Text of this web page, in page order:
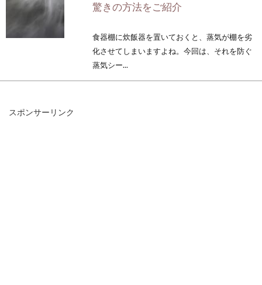
驚きの方法をご紹介
食器棚に炊飯器を置いておくと、蒸気が棚を劣
化させてしまいますよね。今回は、それを防ぐ
蒸気シー...
スポンサーリンク